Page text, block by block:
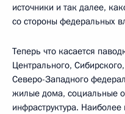
источники и так далее,
со стороны федеральных
Теперь что касается
Центрального,
Северо-Западного
жилые дома, социальные
инфраструктура.